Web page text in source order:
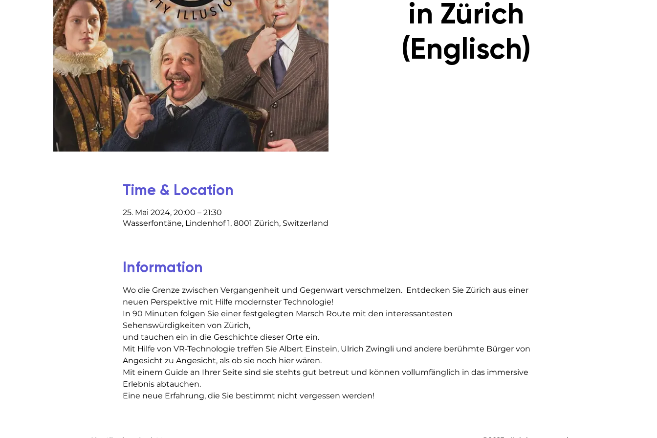
in Zürich
(Englisch)
Time & Location
25. Mai 2024, 20:00 – 21:30
Wasserfontäne, Lindenhof 1, 8001 Zürich, Switzerland
Information
Wo die Grenze zwischen Vergangenheit und Gegenwart verschmelzen.  Entdecken Sie Zürich aus einer
neuen Perspektive mit Hilfe modernster Technologie!
In 90 Minuten folgen Sie einer festgelegten Marsch Route mit den interessantesten
Sehenswürdigkeiten von Zürich,
und tauchen ein in die Geschichte dieser Orte ein.
Mit Hilfe von VR-Technologie treffen Sie Albert Einstein, Ulrich Zwingli und andere berühmte Bürger von
Angesicht zu Angesicht, als ob sie noch hier wären.
Mit einem Guide an Ihrer Seite sind sie stehts gut betreut und können vollumfänglich in das immersive
Erlebnis abtauchen.
Eine neue Erfahrung, die Sie bestimmt nicht vergessen werden!